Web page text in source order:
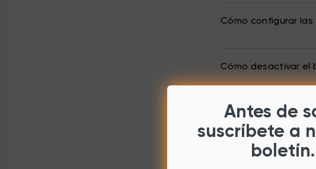
Cómo configurar
Cómo desactivar el
Cómo desinstalar el
Cómo eliminar el
Antes de
suscríbete a
boletín.